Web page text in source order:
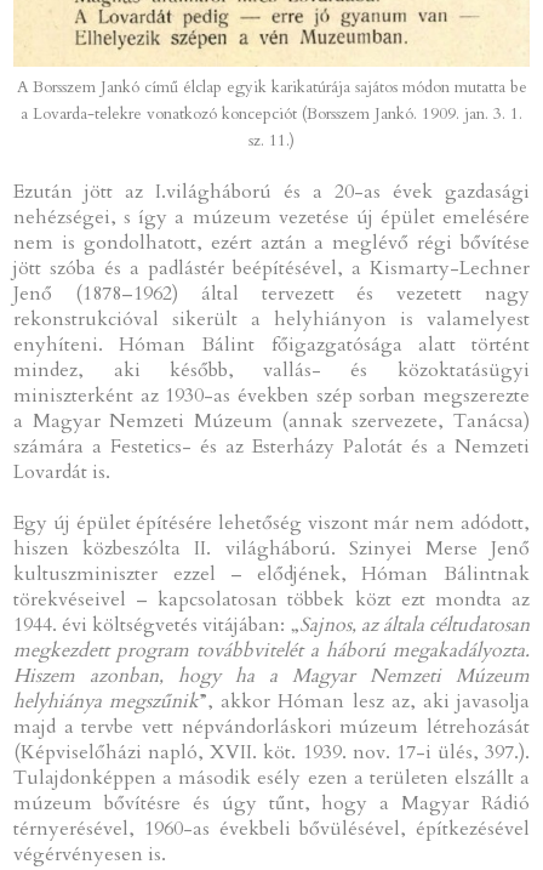
A Borsszem Jankó című élclap egyik karikatúrája sajátos módon mutatta be
a Lovarda-telekre vonatkozó koncepciót (Borsszem Jankó. 1909. jan. 3. 1.
sz. 11.)
Ezután jött az I.világháború és a 20-as évek gazdasági
nehézségei, s így a múzeum vezetése új épület emelésére
nem is gondolhatott, ezért aztán a meglévő régi bővítése
jött szóba és a padlástér beépítésével, a Kismarty-Lechner
Jenő (1878–1962) által tervezett és vezetett nagy
rekonstrukcióval sikerült a helyhiányon is valamelyest
enyhíteni. Hóman Bálint főigazgatósága alatt történt
mindez, aki később, vallás- és közoktatásügyi
miniszterként az 1930-as években szép sorban megszerezte
a Magyar Nemzeti Múzeum (annak szervezete, Tanácsa)
számára a Festetics- és az Esterházy Palotát és a Nemzeti
Lovardát is.
Egy új épület építésére lehetőség viszont már nem adódott,
hiszen közbeszólta II. világháború. Szinyei Merse Jenő
kultuszminiszter ezzel – elődjének, Hóman Bálintnak
törekvéseivel – kapcsolatosan többek közt ezt mondta az
1944. évi költségvetés vitájában: „Sajnos, az általa céltudatosan
megkezdett program továbbvitelét a háború megakadályozta.
Hiszem azonban, hogy ha a Magyar Nemzeti Múzeum
helyhiánya megszűnik”, akkor Hóman lesz az, aki javasolja
majd a tervbe vett népvándorláskori múzeum létrehozását
(Képviselőházi napló, XVII. köt. 1939. nov. 17-i ülés, 397.).
Tulajdonképpen a második esély ezen a területen elszállt a
múzeum bővítésre és úgy tűnt, hogy a Magyar Rádió
térnyerésével, 1960-as évekbeli bővülésével, építkezésével
végérvényesen is.